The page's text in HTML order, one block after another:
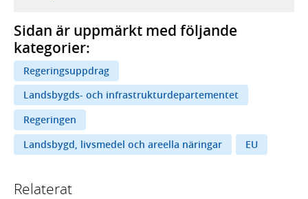
Sidan är uppmärkt med följande
kategorier:
Regeringsuppdrag
Landsbygds- och infrastrukturdepartementet
Regeringen
Landsbygd, livsmedel och areella näringar
EU
Relaterat